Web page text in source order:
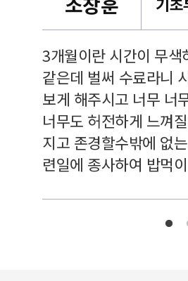
3개월이란 시간이 무
같은데 벌써 수료라니
보게 해주시고 너무 너
너무도 허전하게 느껴
지고 존경할수밖에 없
련일에 종사하여 밥먹